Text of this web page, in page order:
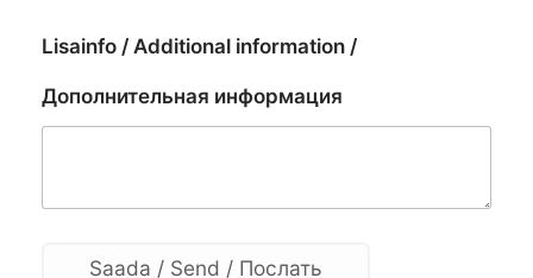
Lisainfo / Additional information /
Дополнительная информация